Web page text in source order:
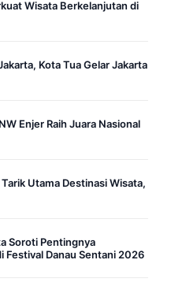
Wisata Berkelanjutan di
Kota Tua Gelar Jakarta
Enjer Raih Juara Nasional
Utama Destinasi Wisata,
Soroti Pentingnya
Festival Danau Sentani 2026